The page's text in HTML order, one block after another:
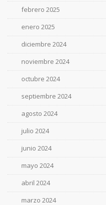
febrero 2025
enero 2025
diciembre 2024
noviembre 2024
octubre 2024
septiembre 2024
agosto 2024
julio 2024
junio 2024
mayo 2024
abril 2024
marzo 2024